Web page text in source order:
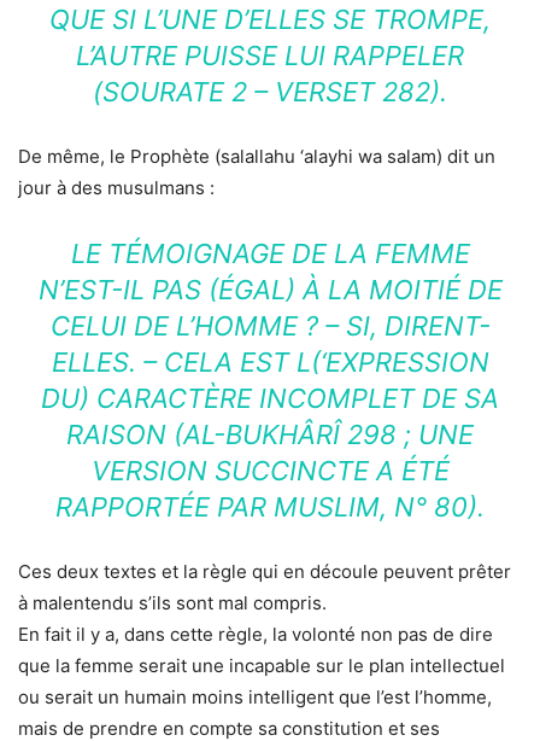
QUE SI L’UNE D’ELLES SE TROMPE,
L’AUTRE PUISSE LUI RAPPELER
(SOURATE 2 – VERSET 282).
De même, le Prophète (salallahu ‘alayhi wa salam) dit un
jour à des musulmans :
LE TÉMOIGNAGE DE LA FEMME
N’EST-IL PAS (ÉGAL) À LA MOITIÉ DE
CELUI DE L’HOMME ? – SI, DIRENT-
ELLES. – CELA EST L(‘EXPRESSION
DU) CARACTÈRE INCOMPLET DE SA
RAISON (AL-BUKHÂRÎ 298 ; UNE
VERSION SUCCINCTE A ÉTÉ
RAPPORTÉE PAR MUSLIM, N° 80).
Ces deux textes et la règle qui en découle peuvent prêter
à malentendu s’ils sont mal compris.
En fait il y a, dans cette règle, la volonté non pas de dire
que la femme serait une incapable sur le plan intellectuel
ou serait un humain moins intelligent que l’est l’homme,
mais de prendre en compte sa constitution et ses